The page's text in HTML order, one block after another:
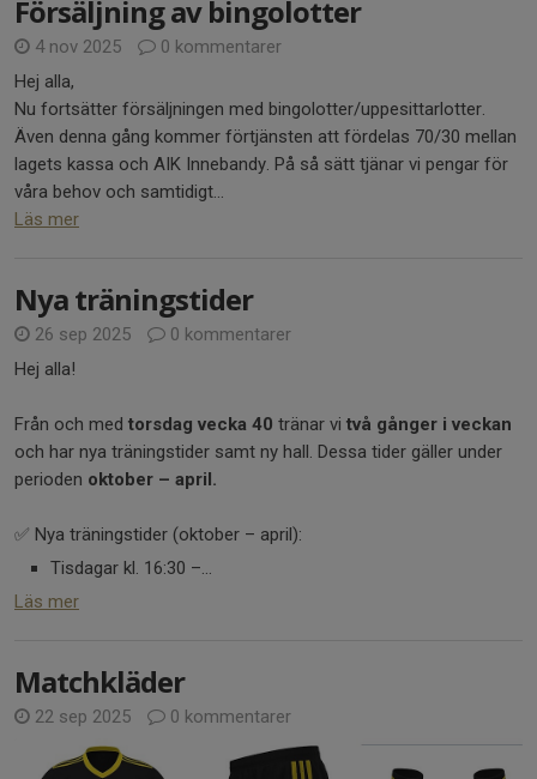
Försäljning av bingolotter
4 nov 2025
0 kommentarer
Hej alla,
Nu fortsätter försäljningen med bingolotter/uppesittarlotter.
Även denna gång kommer förtjänsten att fördelas 70/30 mellan
lagets kassa och AIK Innebandy. På så sätt tjänar vi pengar för
våra behov och samtidigt...
Läs mer
Nya träningstider
26 sep 2025
0 kommentarer
Hej alla!
Från och med torsdag vecka 40 tränar vi två gånger i veckan
och har nya träningstider samt ny hall. Dessa tider gäller under
perioden oktober – april.
✅ Nya träningstider (oktober – april):
Tisdagar kl. 16:30 –...
Läs mer
Matchkläder
22 sep 2025 0 kommentarer